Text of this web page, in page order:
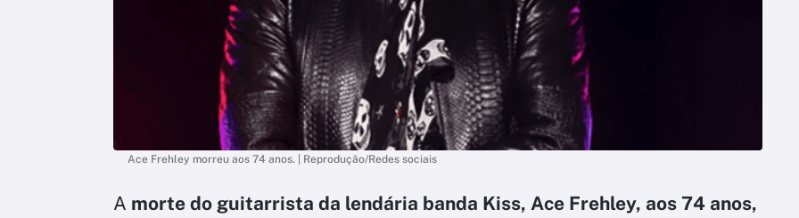
Ace Frehley morreu aos 74 anos. | Reprodução/Redes sociais
A morte do guitarrista da lendária banda Kiss, Ace Frehley, aos 74 anos,